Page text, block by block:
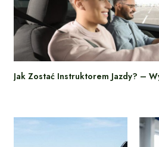
Jak Zostać Instruktorem Jazdy? –